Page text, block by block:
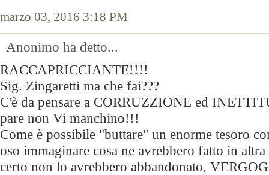
marzo 03, 2016 3:18 PM
Anonimo ha detto...
RACCAPRICCIANTE!!!!
Sig. Zingaretti ma che fai???
C'è da pensare a CORRUZZIONE ed
pare non Vi manchino!!!
Come è possibile "buttare" un enorme tesoro
oso immaginare cosa ne avrebbero fatto in
certo non lo avrebbero abbandonato,